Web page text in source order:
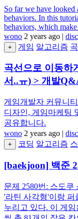
So far we have looked
behaviors. In this
behaviors, which
wono 2 years ago |
+
게임 알고리즘
곡선으로 이동하
서..ㅠ) > 개발
게임개발자 커뮤니
디자인, 게임마케팅
공유합니다.
wono 2 years ago |
+
코딩 알고리즘
[baekjoon] 백준
문제 2580번: 스도
'라틴 사각형'이랑 퍼
누리고 있다. 이 게